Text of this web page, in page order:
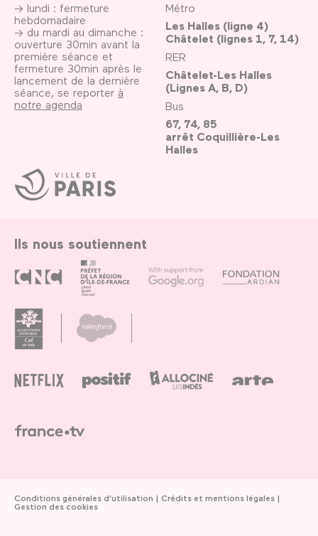
Ville
de
Paris
→ lundi : fermeture
hebdomadaire
→ du mardi au dimanche :
ouverture 30min avant la
première séance et
fermeture 30min après le
lancement de la dernière
séance, se reporter à
notre agenda
Métro
Les Halles (ligne 4)
Châtelet (lignes 1, 7, 14)
RER
Châtelet-Les Halles
(Lignes A, B, D)
Bus
67, 74, 85
arrêt Coquillière-Les
Halles
Ils nous soutiennent
Conditions générales d'utilisation
Crédits et mentions légales
Gestion des cookies